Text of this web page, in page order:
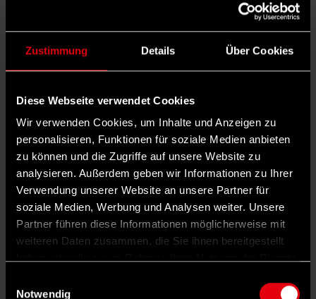
Zustimmung Details Über Cookies
Diese Webseite verwendet Cookies
Wir verwenden Cookies, um Inhalte und Anzeigen zu
personalisieren, Funktionen für soziale Medien anbieten
zu können und die Zugriffe auf unsere Website zu
analysieren. Außerdem geben wir Informationen zu Ihrer
Verwendung unserer Website an unsere Partner für
soziale Medien, Werbung und Analysen weiter. Unsere
Partner führen diese Informationen möglicherweise mit
weiteren Daten zusammen, die Sie ihnen bereitgestellt
Notwendig
MEHR ZUM THEMA
rote Landesregierung in Sachsen
Landesregierung in Sachsen: Warum die
SPD beim BSW skeptisch ist
Als die damalige SPD-Vorsitzende Saskia
Esken sie vor wenigen Monaten angerufen
und gefragt habe, ob sie sich den Posten als
Bundesqueerbeauftragte vorstellen könne,
sei sie zunächst überrascht gewesen. „Ich